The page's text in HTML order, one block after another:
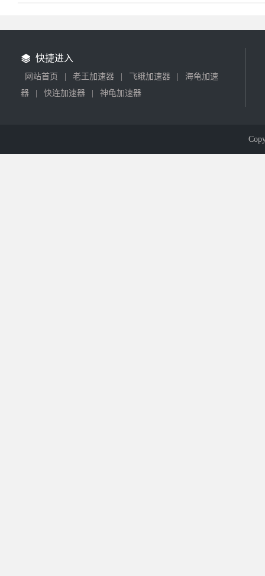
快捷进入
网站首页 老王加速器 飞蛾加速器
海龟加速
器
快连加速器 神龟加速器